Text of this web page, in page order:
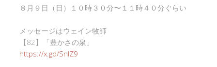
８月９日（日）１０時３０分〜１１時４０分ぐらい
メッセージはウェイン牧師
【82】「豊かさの泉」
https://x.gd/SnlZ9